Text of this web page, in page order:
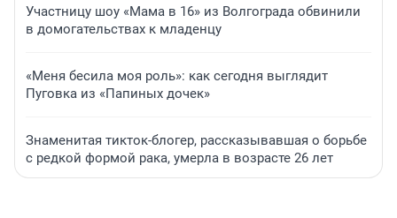
Участницу шоу «Мама в 16» из Волгограда обвинили
в домогательствах к младенцу
«Меня бесила моя роль»: как сегодня выглядит
Пуговка из «Папиных дочек»
Знаменитая тикток-блогер, рассказывавшая о борьбе
с редкой формой рака, умерла в возрасте 26 лет